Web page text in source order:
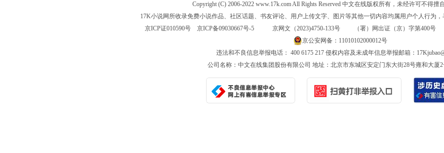
Copyright (C) 2006-2022 www.17k.com All Rights Reserved 中文在线版权所有，未经许可不得擅
17K小说网所收录免费小说作品、社区话题、书友评论、用户上传文字、图片等其他一切内容均属用户个人行为，
京ICP证010590号 京ICP备09030667号-5京网文（2023)4750-133号 （署）网出证（京）字第400
京公安网备：11010102000012号
违法和不良信息举报电话： 400 6175 217 侵权内容及未成年信息举报邮箱：
公司名称：中文在线集团股份有限公司 地址：北京市东城区安定门东大街28号雍和大厦2